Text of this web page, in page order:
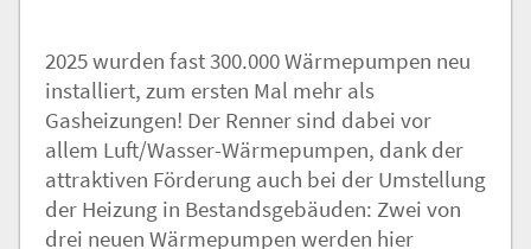
2025 wurden fast 300.000 Wärmepumpen neu
installiert, zum ersten Mal mehr als
Gasheizungen! Der Renner sind dabei vor
allem Luft/Wasser-Wärmepumpen, dank der
attraktiven Förderung auch bei der Umstellung
der Heizung in Bestandsgebäuden: Zwei von
drei neuen Wärmepumpen werden hier